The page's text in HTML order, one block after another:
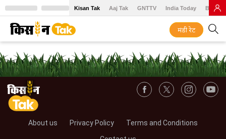
Kisan Tak Aaj Tak GNTTV India Today BT
मंडी रेट
About us Privacy Policy
Terms and Conditions